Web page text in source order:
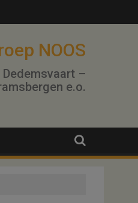
NOOS
–
e.o.